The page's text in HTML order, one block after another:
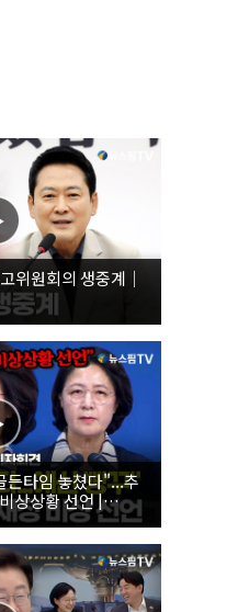
위원회의 생중계｜
타임 놓쳤다"...추
상상황 선언 |
기자회견